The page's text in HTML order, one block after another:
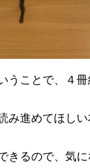
うことで、４
み進めてほしい
きるので、気